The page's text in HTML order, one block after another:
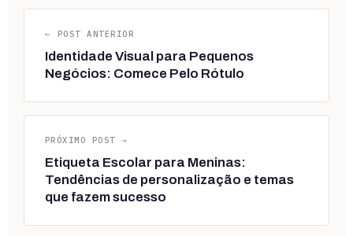
← POST ANTERIOR
Identidade Visual para Pequenos
Negócios: Comece Pelo Rótulo
PRÓXIMO POST →
Etiqueta Escolar para Meninas:
Tendências de personalização e temas
que fazem sucesso